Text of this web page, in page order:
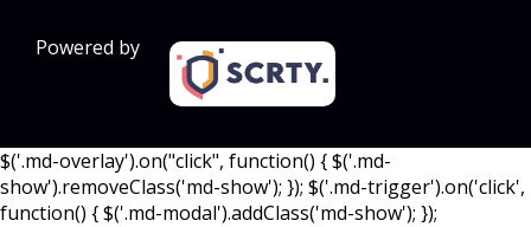
Powered by
$('.md-overlay').on("click", function() { $('.md-
show').removeClass('md-show'); }); $('.md-trigger').on('click',
function() { $('.md-modal').addClass('md-show'); });